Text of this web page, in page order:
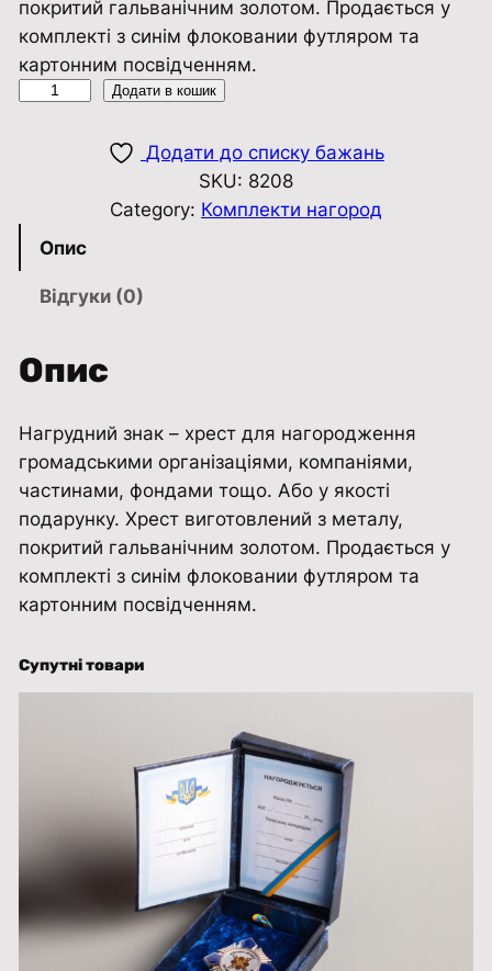
покритий гальванічним золотом. Продається у
комплекті з синім флоковании футляром та
картонним посвідченням.
е
т
З
б
р
о
й
н
С
и
а
ї
н
и
Додати в кошик
Додати до списку бажань
SKU: 8208
Category: Комплекти нагород
Опис
Відгуки (0)
Опис
Нагрудний знак – хрест для нагородження
громадськими організаціями, компаніями,
частинами, фондами тощо. Або у якості
подарунку. Хрест виготовлений з металу,
покритий гальванічним золотом. Продається у
комплекті з синім флоковании футляром та
картонним посвідченням.
Супутні товари